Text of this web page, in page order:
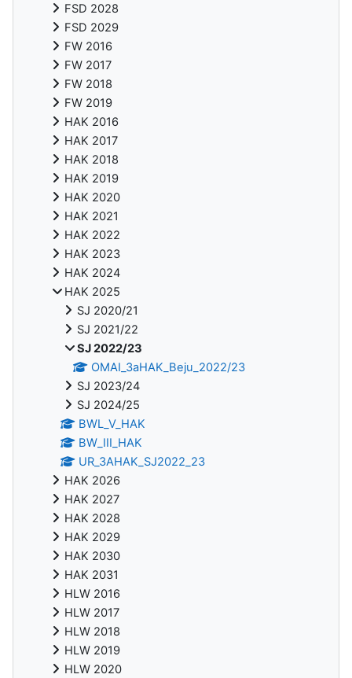
FSD 2028
FSD 2029
FW 2016
FW 2017
FW 2018
FW 2019
HAK 2016
HAK 2017
HAK 2018
HAK 2019
HAK 2020
HAK 2021
HAK 2022
HAK 2023
HAK 2024
HAK 2025
SJ 2020/21
SJ 2021/22
SJ 2022/23
OMAI_3aHAK_Beju_2022/23
SJ 2023/24
SJ 2024/25
BWL_V_HAK
BW_III_HAK
UR_3AHAK_SJ2022_23
HAK 2026
HAK 2027
HAK 2028
HAK 2029
HAK 2030
HAK 2031
HLW 2016
HLW 2017
HLW 2018
HLW 2019
HLW 2020